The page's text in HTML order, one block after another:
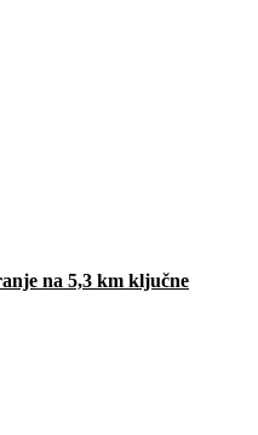
na 5,3 km ključne